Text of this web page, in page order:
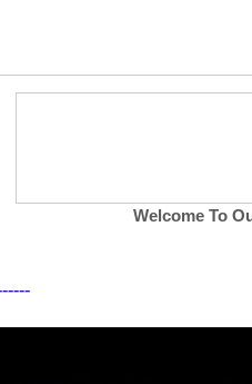
Welcome To Our New